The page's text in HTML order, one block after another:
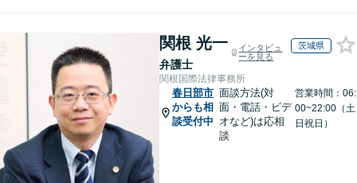
関根 光一
弁護士
インタビュ
ーを見る
茨城県
関根国際法律事務所
春日部市
からも相
談受付中
面談方法(対
面・電話・ビデ
オなど)は応相
談
営業時間：06:
00~22:00（土
日祝日）